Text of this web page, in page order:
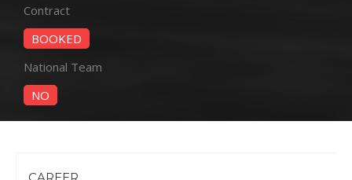
Contract
BOOKED
National Team
NO